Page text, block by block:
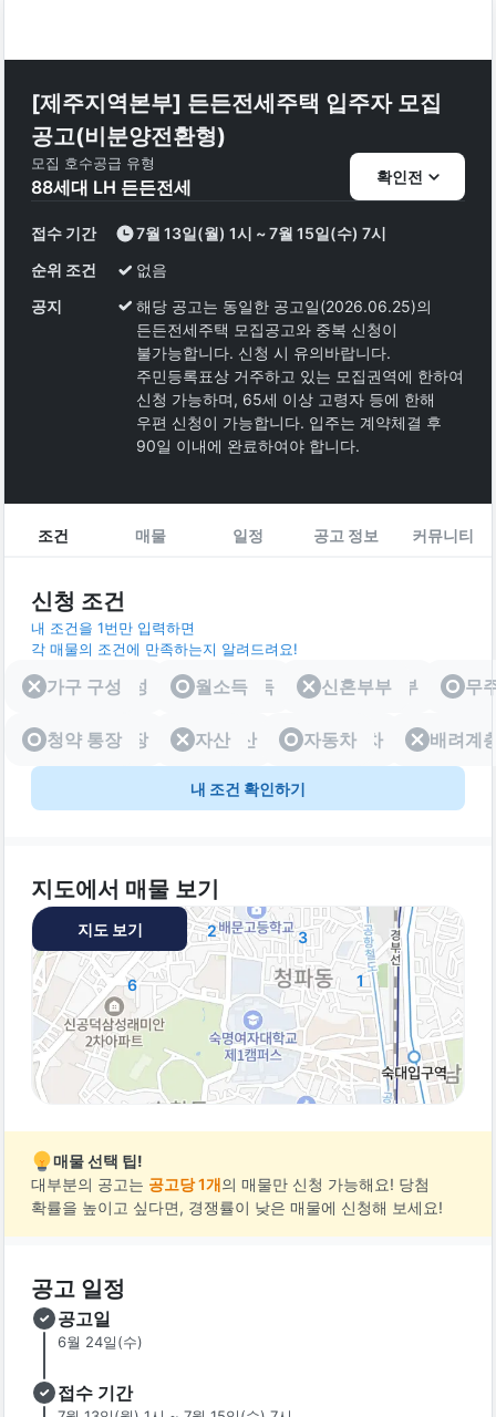
[제주지역본부] 든든전세주택 입주자 모집
공고(비분양전환형)
모집 호수
88세대
공급 유형
LH 든든전세 확인전
접수 기간
7월 13일(월) 1시 ~ 7월 15일(수) 7시
순위 조건
없음
공지
해당 공고는 동일한 공고일(2026.06.25)의
든든전세주택 모집공고와 중복 신청이
불가능합니다. 신청 시 유의바랍니다.
주민등록표상 거주하고 있는 모집권역에 한하여
신청 가능하며, 65세 이상 고령자 등에 한해
우편 신청이 가능합니다. 입주는 계약체결 후
90일 이내에 완료하여야 합니다.
조건 매물 일정 공고 정보 커뮤니티
신청 조건
내 조건을 1번만 입력하면
각 매물의 조건에 만족하는지 알려드려요!
가구 구성 월소득 신혼부부
가구 구성 월소득 신혼부부 무
청약 통장 자산 자동차 배려
청약 통장 자산 자동차 배려계
내 조건 확인하기
지도에서 매물 보기
6
2 3
1
지도 보기
매물 선택 팁!
대부분의 공고는 공고당 1개의 매물만 신청 가능해요! 당첨
확률을 높이고 싶다면, 경쟁률이 낮은 매물에 신청해 보세요!
공고 일정
공고일
6월 24일(수)
접수 기간